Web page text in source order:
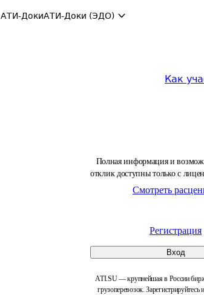
АТИ-ДокиАТИ-Доки (ЭДО)
Как
Полная информация и
отклик доступны только с
Смотреть
Регистрация
Вход
ATI.SU — крупнейшая в России
грузоперевозок. Зарегистрируйтесь